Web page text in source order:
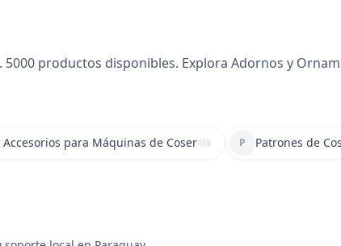
productos disponibles. Explora Adornos y
Accesorios para Máquinas de Coser468 P Patrones de